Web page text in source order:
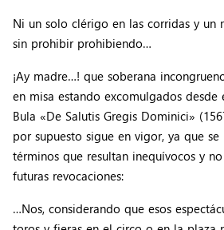
Ni un solo clérigo en las corridas y un
sin prohibir prohibiendo…
¡Ay madre…! que soberana
en misa estando excomulgados desde
Bula «De Salutis Gregis Dominici»
por supuesto sigue en vigor, ya que
términos que resultan inequívocos y
futuras revocaciones:
…Nos, considerando que esos